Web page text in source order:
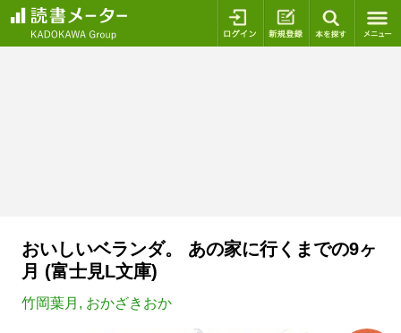
ログイン 新規登録
おいしいベランダ。 あの家に行くまでの9ヶ
月 (富士見L文庫)
竹岡葉月 , おかざきおか